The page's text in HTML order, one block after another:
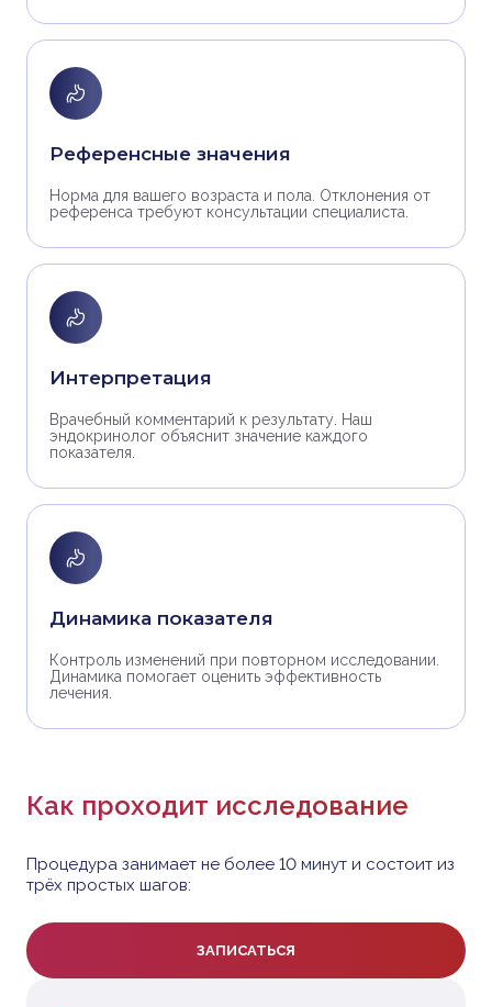
Референсные значения
Норма для вашего возраста и пола. Отклонения от
референса требуют консультации специалиста.
Интерпретация
Врачебный комментарий к результату. Наш
эндокринолог объяснит значение каждого
показателя.
Динамика показателя
Контроль изменений при повторном исследовании.
Динамика помогает оценить эффективность
лечения.
Как проходит исследование
Процедура занимает не более 10 минут и состоит из
трёх простых шагов:
ЗАПИСАТЬСЯ